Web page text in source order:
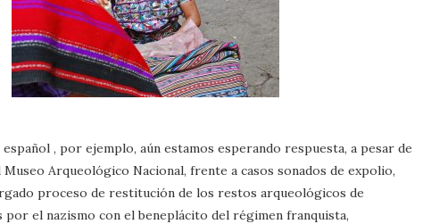
, por ejemplo, aún estamos esperando respuesta, a pesar de
Arqueológico Nacional, frente a casos sonados de expolio,
proceso de restitución de los restos arqueológicos de
el nazismo con el beneplácito del régimen franquista,